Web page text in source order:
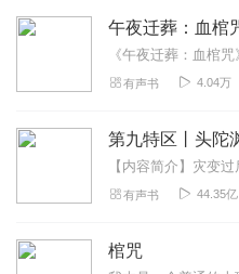
有声书 4.04万
有声书 44.35亿
棺咒